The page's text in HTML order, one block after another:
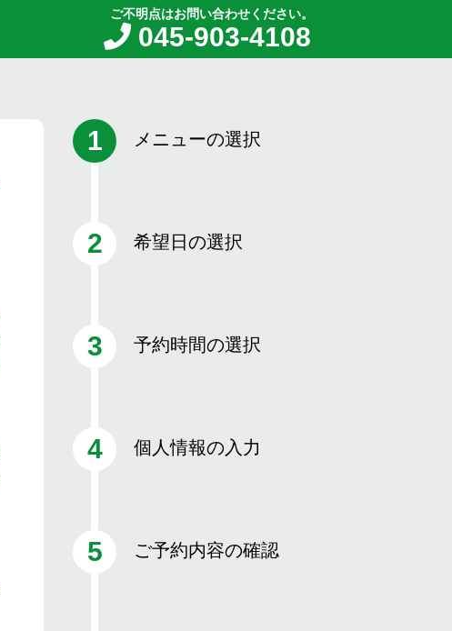
ご不明点はお問い合わせください。
045-903-4108
メニューの選択
希望日の選択
予約時間の選択
個人情報の入力
ご予約内容の確認